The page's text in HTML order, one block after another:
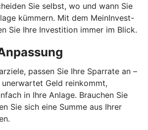
Sie selbst, wo und wann Sie
kümmern. Mit dem MeinInvest-
Sie Ihre Investition immer im Blick.
passen Sie Ihre Sparrate an –
Geld reinkommt,
in Ihre Anlage. Brauchen Sie
Sie sich eine Summe aus Ihrer